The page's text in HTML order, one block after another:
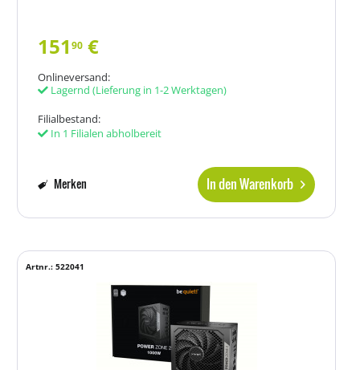
15190 €
Onlineversand:
Lagernd (Lieferung in 1-2 Werktagen)
Filialbestand:
In 1 Filialen abholbereit
In den Warenkorb
Merken
Artnr.: 522041